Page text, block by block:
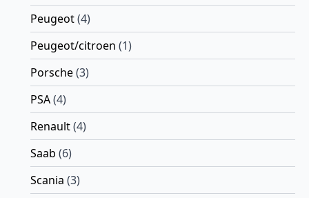
Peugeot(4)
Peugeot/citroen (1)
Porsche(3)
PSA(4)
Renault(4)
Saab (6)
Scania (3)